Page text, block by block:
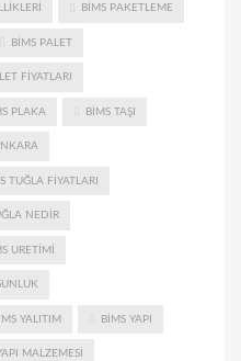
BIMS PAKETLEME
BIMS PALET
FIYATLARI
PLAKA BIMS TAŞI
TUĞLA FIYATLARI
NEDIR
URETIMI
YALITIM BIMS YAPI
MALZEMESI